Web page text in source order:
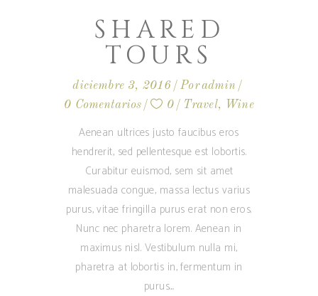
SHARED
TOURS
diciembre 3, 2016 Poradmin
0 Comentarios
0 Travel, Wine
Aenean ultrices justo faucibus eros
hendrerit, sed pellentesque est lobortis.
Curabitur euismod, sem sit amet
malesuada congue, massa lectus varius
purus, vitae fringilla purus erat non eros.
Nunc nec pharetra lorem. Aenean in
maximus nisl. Vestibulum nulla mi,
pharetra at lobortis in, fermentum in
purus.